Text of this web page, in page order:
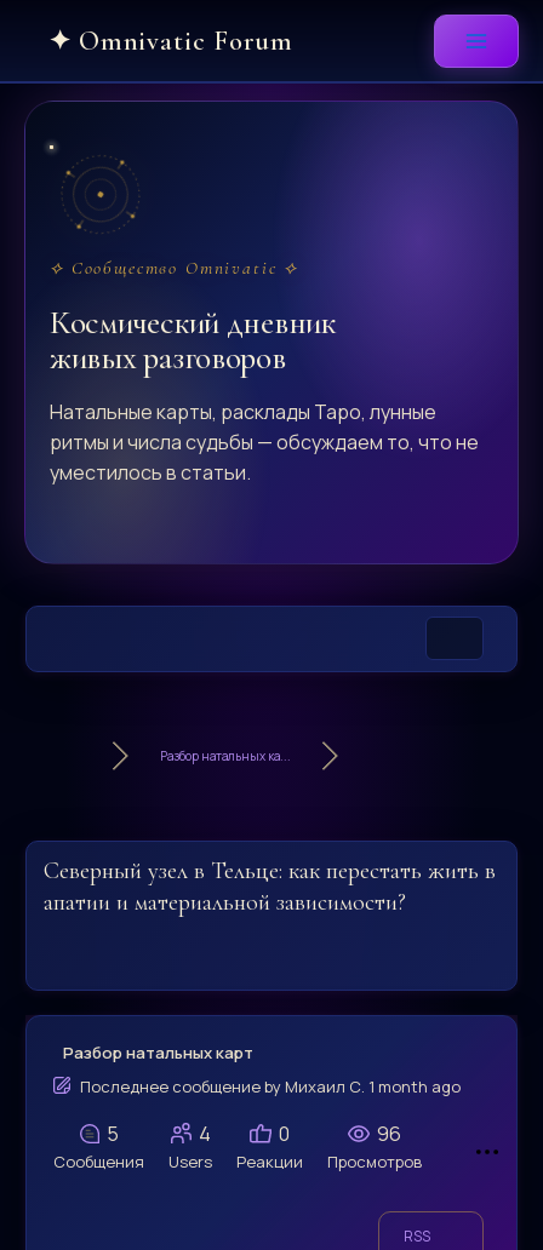
content
⟡ Сообщество Omnivatic ⟡
Космический дневник
живых разговоров
Натальные карты, расклады Таро, лунные
ритмы и числа судьбы — обсуждаем то, что не
уместилось в статьи.
Разбор натальных ка...
Северный узел в Тельце: как перестать жить в
апатии и материальной зависимости?
Разбор натальных карт
Последнее сообщениеby Михаил С. 1 month ago
5
Сообщения
4
Users
0
Реакции
96
Просмотров
RSS